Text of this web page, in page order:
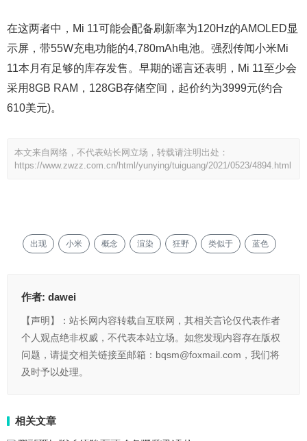
在这两者中，Mi 11可能会配备刷新率为120Hz的AMOLED显
示屏，带55W充电功能的4,780mAh电池。强烈传闻小米Mi
11本月有足够的库存发售。早期的谣言还表明，Mi 11至少会
采用8GB RAM，128GB存储空间，起价约为3999元(约合
610美元)。
本文来自网络，不代表站长网立场，转载请注明出处：
https://www.zwzz.com.cn/html/yunying/tuiguang/2021/0523/4894.html
出现 小米 概念 渲染 狂野 类似于 蓝色
作者: dawei
【声明】：站长网内容转载自互联网，其相关言论仅代表作者
个人观点绝非权威，不代表本站立场。如您发现内容存在版权
问题，请提交相关链接至邮箱：bqsm@foxmail.com，我们将
及时予以处理。
相关文章